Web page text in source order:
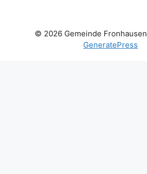
© 2026 Gemeinde Fronhausen
GeneratePress